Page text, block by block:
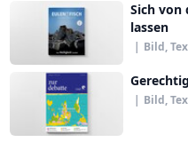
Sich von
lassen
| Bild,
| Bild,